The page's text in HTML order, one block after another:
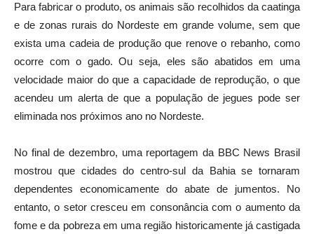
Para fabricar o produto, os animais são recolhidos da caatinga
e de zonas rurais do Nordeste em grande volume, sem que
exista uma cadeia de produção que renove o rebanho, como
ocorre com o gado. Ou seja, eles são abatidos em uma
velocidade maior do que a capacidade de reprodução, o que
acendeu um alerta de que a população de jegues pode ser
eliminada nos próximos ano no Nordeste.
No final de dezembro, uma reportagem da BBC News Brasil
mostrou que cidades do centro-sul da Bahia se tornaram
dependentes economicamente do abate de jumentos. No
entanto, o setor cresceu em consonância com o aumento da
fome e da pobreza em uma região historicamente já castigada